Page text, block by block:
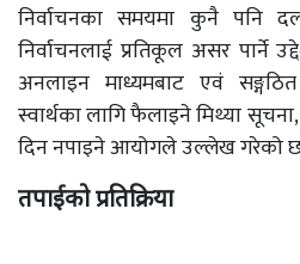
निर्वाचनका समयमा कुनै पनि
निर्वाचनलाई प्रतिकूल असर पार्ने
अनलाइन माध्यमबाट एवं
स्वार्थका लागि फैलाइने मिथ्या सूचना,
दिन नपाइने आयोगले उल्लेख गरेको
तपाईको प्रतिक्रिया